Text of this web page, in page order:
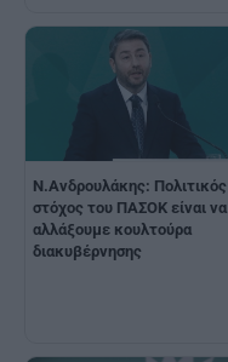
Ν.Ανδρουλάκης: Πολιτικός
στόχος του ΠΑΣΟΚ είναι να
αλλάξουμε κουλτούρα
διακυβέρνησης